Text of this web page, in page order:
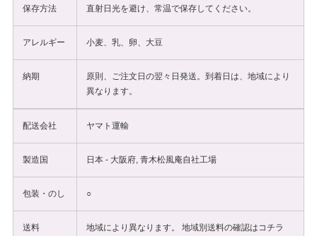
保存方法 直射日光を避け、常温で保存してください。
アレルギー 小麦、乳、卵、大豆
納期
原則、ご注文日の翌々日発送。到着日は、地域により
異なります。
配送会社 ヤマト運輸
製造国 日本 - 大阪府, 青木松風庵自社工場
包装・のし ○
送料 地域により異なります。 地域別送料の確認はコチラ